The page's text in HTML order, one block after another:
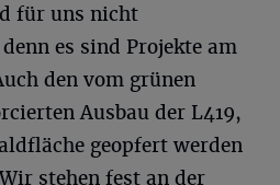
für uns nicht
es sind Projekte am
den vom grünen
Ausbau der L419,
geopfert werden
stehen fest an der